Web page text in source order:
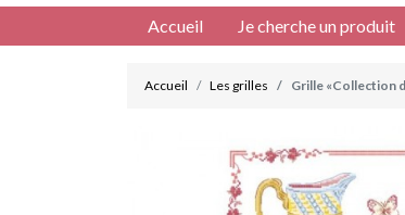
Accueil Je cherche un produit
Accueil Les grilles Grille «Collection